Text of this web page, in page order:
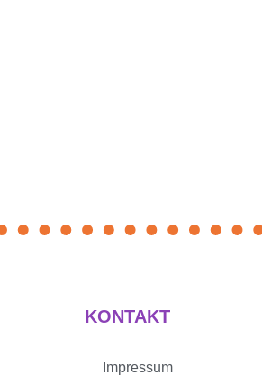
KONTAKT
Impressum